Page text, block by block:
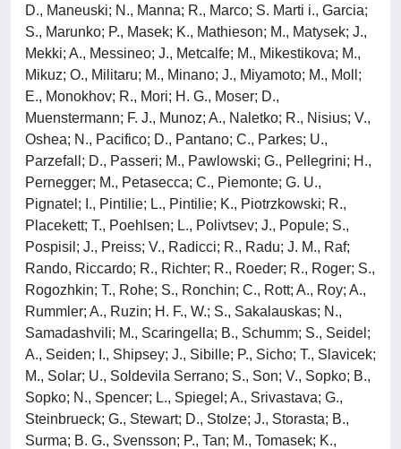
D., Maneuski; N., Manna; R., Marco; S. Marti i., Garcia;
S., Marunko; P., Masek; K., Mathieson; M., Matysek; J.,
Mekki; A., Messineo; J., Metcalfe; M., Mikestikova; M.,
Mikuz; O., Militaru; M., Minano; J., Miyamoto; M., Moll;
E., Monokhov; R., Mori; H. G., Moser; D.,
Muenstermann; F. J., Munoz; A., Naletko; R., Nisius; V.,
Oshea; N., Pacifico; D., Pantano; C., Parkes; U.,
Parzefall; D., Passeri; M., Pawlowski; G., Pellegrini; H.,
Pernegger; M., Petasecca; C., Piemonte; G. U.,
Pignatel; I., Pintilie; L., Pintilie; K., Piotrzkowski; R.,
Placekett; T., Poehlsen; L., Polivtsev; J., Popule; S.,
Pospisil; J., Preiss; V., Radicci; R., Radu; J. M., Raf;
Rando, Riccardo; R., Richter; R., Roeder; R., Roger; S.,
Rogozhkin; T., Rohe; S., Ronchin; C., Rott; A., Roy; A.,
Rummler; A., Ruzin; H. F., W.; S., Sakalauskas; N.,
Samadashvili; M., Scaringella; B., Schumm; S., Seidel;
A., Seiden; I., Shipsey; J., Sibille; P., Sicho; T., Slavicek;
M., Solar; U., Soldevila Serrano; S., Son; V., Sopko; B.,
Sopko; N., Spencer; L., Spiegel; A., Srivastava; G.,
Steinbrueck; G., Stewart; D., Stolze; J., Storasta; B.,
Surma; B. G., Svensson; P., Tan; M., Tomasek; K.,